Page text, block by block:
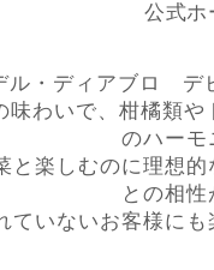
公式ホ
ル・ディアブロ
味わいで、柑橘類
のハーモ
と楽しむのに理想
との相性
ていないお客様に